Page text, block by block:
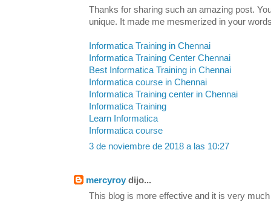
Thanks for sharing such an amazing post.
unique. It made me mesmerized in your
Informatica Training in Chennai
Informatica Training Center Chennai
Best Informatica Training in Chennai
Informatica course in Chennai
Informatica Training center in Chennai
Informatica Training
Learn Informatica
Informatica course
3 de noviembre de 2018 a las 10:27
mercyroy dijo...
This blog is more effective and it is very